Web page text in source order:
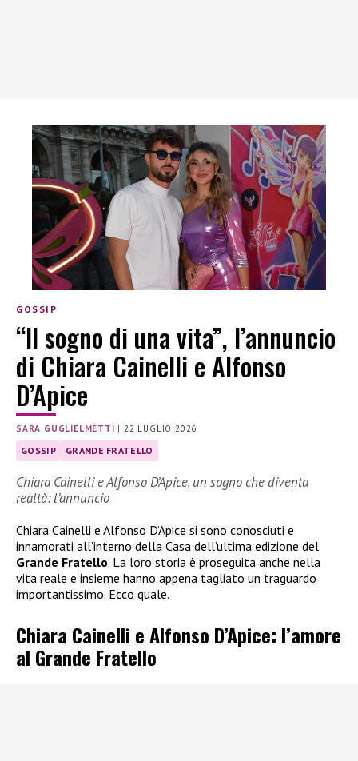
GOSSIP
“Il sogno di una vita”, l’annuncio
di Chiara Cainelli e Alfonso
D’Apice
SARA GUGLIELMETTI | 22 LUGLIO 2026
GOSSIP GRANDE FRATELLO
Chiara Cainelli e Alfonso D’Apice, un sogno che diventa
realtà: l’annuncio
Chiara Cainelli e Alfonso D’Apice si sono conosciuti e
innamorati all’interno della Casa dell’ultima edizione del
Grande Fratello. La loro storia è proseguita anche nella
vita reale e insieme hanno appena tagliato un traguardo
importantissimo. Ecco quale.
Chiara Cainelli e Alfonso D’Apice: l’amore
al Grande Fratello